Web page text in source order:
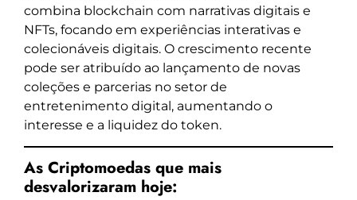
combina blockchain com narrativas digitais e
NFTs, focando em experiências interativas e
colecionáveis digitais. O crescimento recente
pode ser atribuído ao lançamento de novas
coleções e parcerias no setor de
entretenimento digital, aumentando o
interesse e a liquidez do token.
As Criptomoedas que mais
desvalorizaram hoje: